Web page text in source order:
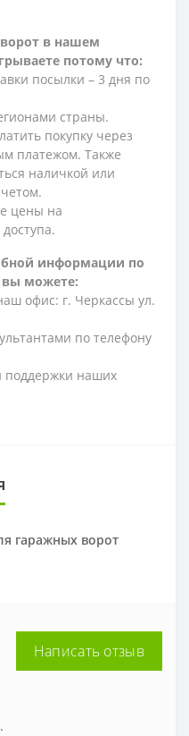
в нашем
потому что:
посылки – 3 дня по
страны.
покупку через
платежом. Также
наличкой или
цены на
информации по
вы можете:
офис: г. Черкассы ул.
по телефону
поддержки наших
гаражных ворот
Написать отзыв